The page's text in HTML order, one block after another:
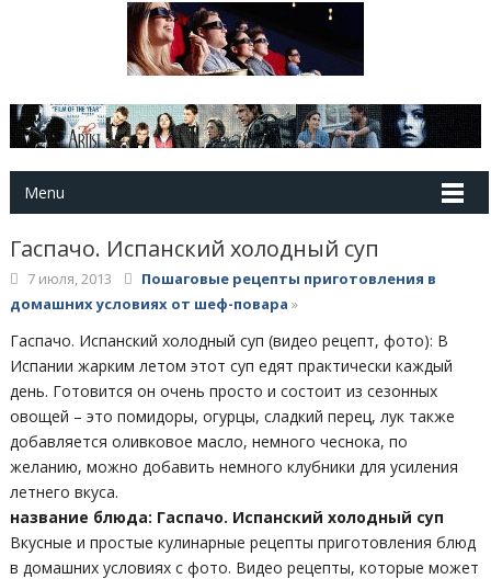
Menu
Гаспачо. Испанский холодный суп
7 июля, 2013
Пошаговые рецепты приготовления в
домашних условиях от шеф-повара »
Гаспачо. Испанский холодный суп (видео рецепт, фото): В
Испании жарким летом этот суп едят практически каждый
день. Готовится он очень просто и состоит из сезонных
овощей – это помидоры, огурцы, сладкий перец, лук также
добавляется оливковое масло, немного чеснока, по
желанию, можно добавить немного клубники для усиления
летнего вкуса.
название блюда: Гаспачо. Испанский холодный суп
Вкусные и простые кулинарные рецепты приготовления блюд
в домашних условиях с фото. Видео рецепты, которые может